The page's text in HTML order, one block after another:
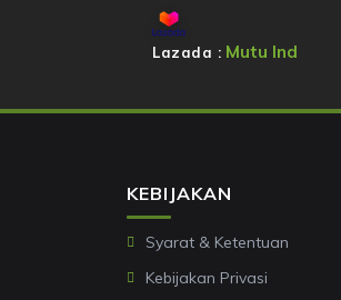
Lazada : Mutu Ind
KEBIJAKAN
Syarat & Ketentuan
Kebijakan Privasi